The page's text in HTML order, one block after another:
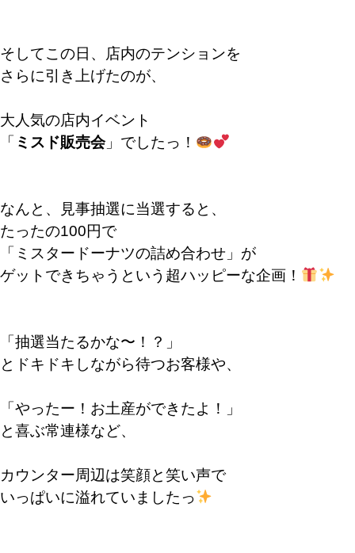
そしてこの日、店内のテンションを
さらに引き上げたのが、
大人気の店内イベント
「 ミスド販売会」でしたっ！
なんと、見事抽選に当選すると、
たったの100円で
「ミスタードーナツの詰め合わせ」が
ゲットできちゃうという超ハッピーな企画！
「抽選当たるかな〜！？」
とドキドキしながら待つお客様や、
「やったー！お土産ができたよ！」
と喜ぶ常連様など、
カウンター周辺は笑顔と笑い声で
いっぱいに溢れていましたっ